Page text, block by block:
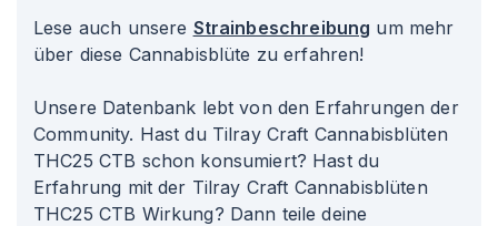
Lese auch unsere Strainbeschreibung um mehr
über diese Cannabisblüte zu erfahren!
Unsere Datenbank lebt von den Erfahrungen der
Community. Hast du Tilray Craft Cannabisblüten
THC25 CTB schon konsumiert? Hast du
Erfahrung mit der Tilray Craft Cannabisblüten
THC25 CTB Wirkung? Dann teile deine